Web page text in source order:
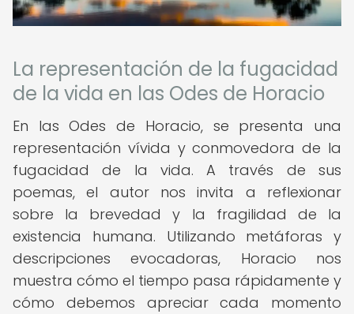
La representación de la fugacidad
de la vida en las Odes de Horacio
En las Odes de Horacio, se presenta una
representación vívida y conmovedora de la
fugacidad de la vida. A través de sus
poemas, el autor nos invita a reflexionar
sobre la brevedad y la fragilidad de la
existencia humana. Utilizando metáforas y
descripciones evocadoras, Horacio nos
muestra cómo el tiempo pasa rápidamente y
cómo debemos apreciar cada momento